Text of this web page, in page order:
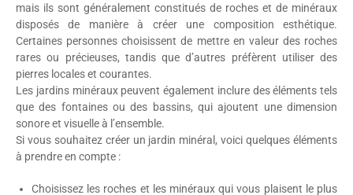
mais ils sont généralement constitués de roches et de minéraux
disposés de manière à créer une composition esthétique.
Certaines personnes choisissent de mettre en valeur des roches
rares ou précieuses, tandis que d’autres préfèrent utiliser des
pierres locales et courantes.
Les jardins minéraux peuvent également inclure des éléments tels
que des fontaines ou des bassins, qui ajoutent une dimension
sonore et visuelle à l’ensemble.
Si vous souhaitez créer un jardin minéral, voici quelques éléments
à prendre en compte :
Choisissez les roches et les minéraux qui vous plaisent le plus